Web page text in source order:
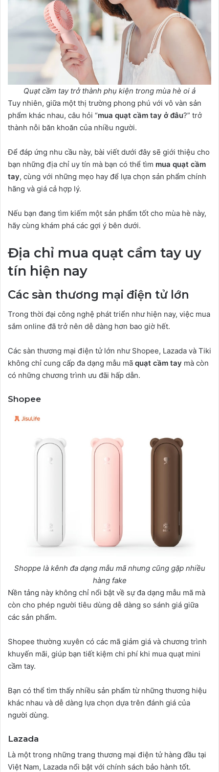
Quạt cầm tay trở thành phụ kiện trong mùa hè oi ả
Tuy nhiên, giữa một thị trường phong phú với vô vàn sản
phẩm khác nhau, câu hỏi “mua quạt cầm tay ở đâu?” trở
thành nỗi băn khoăn của nhiều người.
Để đáp ứng nhu cầu này, bài viết dưới đây sẽ giới thiệu cho
bạn những địa chỉ uy tín mà bạn có thể tìm mua quạt cầm
tay, cùng với những mẹo hay để lựa chọn sản phẩm chính
hãng và giá cả hợp lý.
Nếu bạn đang tìm kiếm một sản phẩm tốt cho mùa hè này,
hãy cùng khám phá các gợi ý bên dưới.
Địa chỉ mua quạt cầm tay uy
tín hiện nay
Các sàn thương mại điện tử lớn
Trong thời đại công nghệ phát triển như hiện nay, việc mua
sắm online đã trở nên dễ dàng hơn bao giờ hết.
Các sàn thương mại điện tử lớn như Shopee, Lazada và Tiki
không chỉ cung cấp đa dạng mẫu mã quạt cầm tay mà còn
có những chương trình ưu đãi hấp dẫn.
Shopee
Shoppe là kênh đa dạng mẫu mã nhưng cũng gặp nhiều
hàng fake
Nền tảng này không chỉ nổi bật về sự đa dạng mẫu mã mà
còn cho phép người tiêu dùng dễ dàng so sánh giá giữa
các sản phẩm.
Shopee thường xuyên có các mã giảm giá và chương trình
khuyến mãi, giúp bạn tiết kiệm chi phí khi mua quạt mini
cầm tay.
Bạn có thể tìm thấy nhiều sản phẩm từ những thương hiệu
khác nhau và dễ dàng lựa chọn dựa trên đánh giá của
người dùng.
Lazada
Là một trong những trang thương mại điện tử hàng đầu tại
Việt Nam, Lazada nổi bật với chính sách bảo hành tốt.